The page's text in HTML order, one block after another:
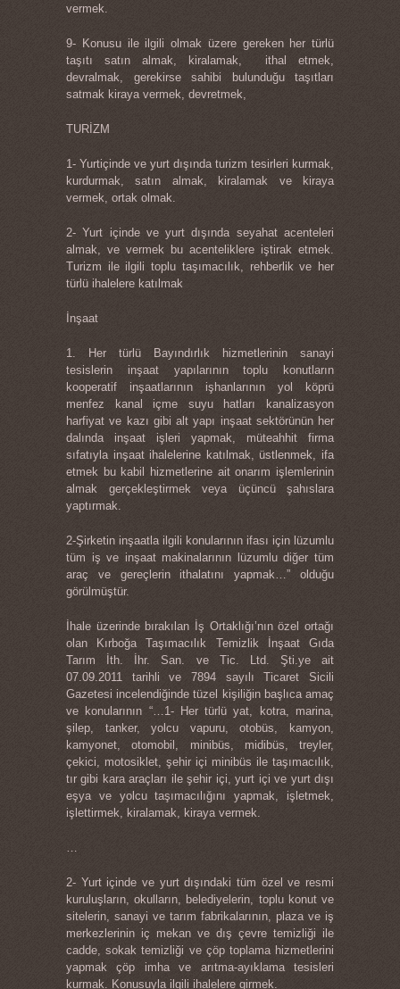
vermek.
9- Konusu ile ilgili olmak üzere gereken her türlü
taşıtı satın almak, kiralamak, ithal etmek,
devralmak, gerekirse sahibi bulunduğu taşıtları
satmak kiraya vermek, devretmek,
TURİZM
1- Yurtiçinde ve yurt dışında turizm tesirleri kurmak,
kurdurmak, satın almak, kiralamak ve kiraya
vermek, ortak olmak.
2- Yurt içinde ve yurt dışında seyahat acenteleri
almak, ve vermek bu acenteliklere iştirak etmek.
Turizm ile ilgili toplu taşımacılık, rehberlik ve her
türlü ihalelere katılmak
İnşaat
1. Her türlü Bayındırlık hizmetlerinin sanayi
tesislerin inşaat yapılarının toplu konutların
kooperatif inşaatlarının işhanlarının yol köprü
menfez kanal içme suyu hatları kanalizasyon
harfiyat ve kazı gibi alt yapı inşaat sektörünün her
dalında inşaat işleri yapmak, müteahhit firma
sıfatıyla inşaat ihalelerine katılmak, üstlenmek, ifa
etmek bu kabil hizmetlerine ait onarım işlemlerinin
almak gerçekleştirmek veya üçüncü şahıslara
yaptırmak.
2-Şirketin inşaatla ilgili konularının ifası için lüzumlu
tüm iş ve inşaat makinalarının lüzumlu diğer tüm
araç ve gereçlerin ithalatını yapmak…” olduğu
görülmüştür.
İhale üzerinde bırakılan İş Ortaklığı’nın özel ortağı
olan Kırboğa Taşımacılık Temizlik İnşaat Gıda
Tarım İth. İhr. San. ve Tic. Ltd. Şti.ye ait
07.09.2011 tarihli ve 7894 sayılı Ticaret Sicili
Gazetesi incelendiğinde tüzel kişiliğin başlıca amaç
ve konularının “…1- Her türlü yat, kotra, marina,
şilep, tanker, yolcu vapuru, otobüs, kamyon,
kamyonet, otomobil, minibüs, midibüs, treyler,
çekici, motosiklet, şehir içi minibüs ile taşımacılık,
tır gibi kara araçları ile şehir içi, yurt içi ve yurt dışı
eşya ve yolcu taşımacılığını yapmak, işletmek,
işlettirmek, kiralamak, kiraya vermek.
…
2- Yurt içinde ve yurt dışındaki tüm özel ve resmi
kuruluşların, okulların, belediyelerin, toplu konut ve
sitelerin, sanayi ve tarım fabrikalarının, plaza ve iş
merkezlerinin iç mekan ve dış çevre temizliği ile
cadde, sokak temizliği ve çöp toplama hizmetlerini
yapmak çöp imha ve arıtma-ayıklama tesisleri
kurmak. Konusuyla ilgili ihalelere girmek.